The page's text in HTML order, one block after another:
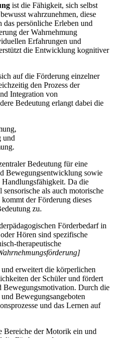
ist die Fähigkeit, sich selbst
wahrzunehmen, diese
persönliche Erleben und
der Wahrnehmung
Erfahrungen und
die Entwicklung kognitiver
auf die Förderung einzelner
den Prozess der
Integration von
Bedeutung erlangt dabei die
und
Bedeutung für eine
Bewegungsentwicklung sowie
Handlungsfähigkeit. Da die
als auch motorische
der Förderung dieses
zu.
Förderbedarf in
Hören sind spezifische
therapeutische
erweitert die körperlichen
der Schüler und fördert
Bewegungsmotivation. Durch die
Bewegungsangeboten
und das Lernen auf
Bereiche der Motorik ein und